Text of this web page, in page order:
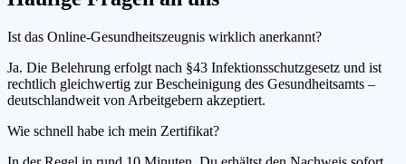
Ist das Online-Gesundheitszeugnis wirklich anerkannt?
Ja. Die Belehrung erfolgt nach §43 Infektionsschutzgesetz und ist
rechtlich gleichwertig zur Bescheinigung des Gesundheitsamts –
deutschlandweit von Arbeitgebern akzeptiert.
Wie schnell habe ich mein Zertifikat?